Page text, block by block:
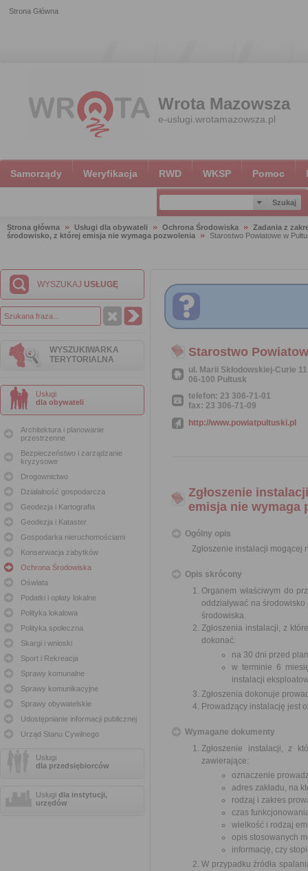
Strona Główna
Wrota Mazowsza
e-uslugi.wrotamazowsza.pl
Samorządy Weryfikacja RWD WKSP Pomoc
Strona główna Usługi dla obywateli Ochrona Środowiska
Zadania z
środowisko, z której emisja nie wymaga pozwolenia
Starostwo Powiatowe w
WYSZUKAJ USŁUGĘ
WYSZUKIWARKA
TERYTORIALNA
Usługi
dla obywateli
Architektura i planowanie
przestrzenne
Bezpieczeństwo i zarządzanie
kryzysowe
Drogownictwo
Działalność gospodarcza
Geodezja i Kartografia
Geodezja i Kataster
Gospodarka nieruchomościami
Konserwacja zabytków
Ochrona Środowiska
Oświata
Podatki i opłaty lokalne
Polityka lokalowa
Polityka społeczna
Skargi i wnioski
Sport i Rekreacja
Sprawy komunalne
Sprawy komunikacyjne
Sprawy obywatelskie
Udostępnianie informacji publicznej
Urząd Stanu Cywilnego
Usługi
dla przedsiębiorców
Usługi dla instytucji,
urzędów
Starostwo
ul. Marii Skłodowskiej-Curie 11
06-100 Pułtusk
telefon: 23 306-71-01
fax: 23 306-71-09
http://www.powiatpultuski.pl
Zgłoszenie
emisja nie wymaga
Ogólny opis
Zgłoszenie instalacji mogącej
Opis skrócony
Organem właściwym do
oddziaływać na
środowiska.
Zgłoszenia instalacji, z
dokonać:
na 30 dni przed
w terminie 6
instalacji
Zgłoszenia dokonuje
Prowadzący instalację jest
Wymagane dokumenty
Zgłoszenie instalacji, z
zawierające:
oznaczenie
adres zakładu, na
rodzaj i zakres
czas
wielkość i rodzaj
opis stosowanych
informację, czy
W przypadku źródła